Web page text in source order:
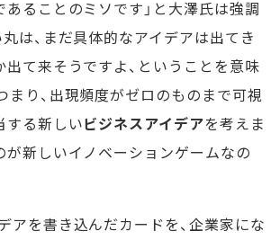
ることのミソです」と大澤氏は強調
丸は、まだ具体的なアイデアは出てき
出て来そうですよ、ということを意味
まり、出現頻度がゼロのものまで可視
する新しいビジネスアイデアを考えま
が新しいイノベーションゲームなの
アを書き込んだカードを、企業家にな